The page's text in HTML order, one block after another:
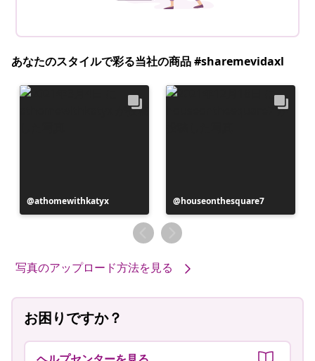
あなたのスタイルで彩る当社の商品 #sharemevidaxl
投
稿
athomewithkatyx
投
稿
者
houseonthesquare7
写真のアップロード方法を見る
お困りですか？